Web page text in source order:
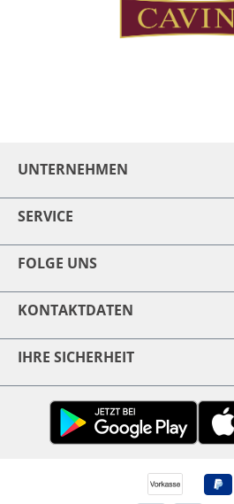
UNTERNEHMEN
SERVICE
FOLGE UNS
KONTAKTDATEN
IHRE SICHERHEIT